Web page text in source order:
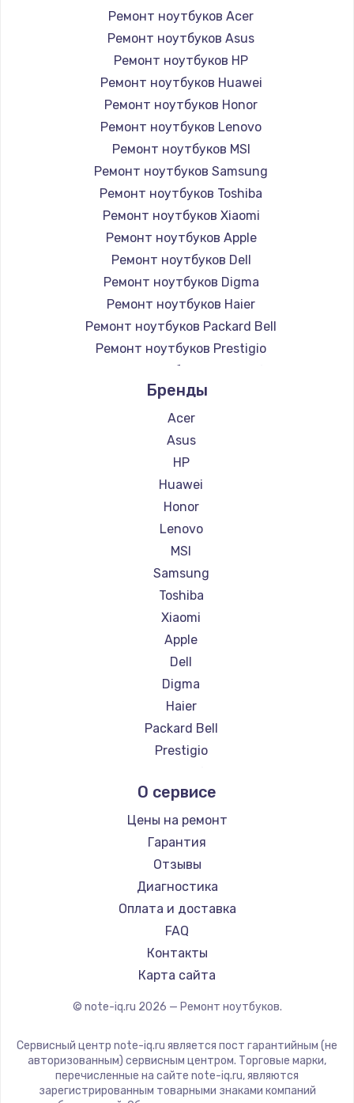
Ремонт ноутбуков Acer
Ремонт ноутбуков Asus
Ремонт ноутбуков HP
Ремонт ноутбуков Huawei
Ремонт ноутбуков Honor
Ремонт ноутбуков Lenovo
Ремонт ноутбуков MSI
Ремонт ноутбуков Samsung
Ремонт ноутбуков Toshiba
Ремонт ноутбуков Xiaomi
Ремонт ноутбуков Apple
Ремонт ноутбуков Dell
Ремонт ноутбуков Digma
Ремонт ноутбуков Haier
Ремонт ноутбуков Packard Bell
Ремонт ноутбуков Prestigio
Ремонт ноутбуков Microsoft
Ремонт ноутбуков Alienware
Ремонт ноутбуков Aquarius
Ремонт ноутбуков Gigabyte
Ремонт ноутбуков Aorus
Ремонт ноутбуков Maibenben
Ремонт ноутбуков Getac
Ремонт ноутбуков Epson
Ремонт ноутбуков Philips
Ремонт ноутбуков LG
Ремонт ноутбуков Panasonic
Ремонт ноутбуков Irbis
Ремонт ноутбуков Thunderobot
Ремонт ноутбуков Hasee
Ремонт ноутбуков ZTE
Ремонт ноутбуков Hiper
Ремонт ноутбуков Evga
Ремонт ноутбуков Google
Ремонт ноутбуков Predator
Ремонт ноутбуков iru
Ремонт ноутбуков Machenike
Ремонт ноутбуков DEXP
Ремонт ноутбуков Teclast
Ремонт ноутбуков CHUWI
Ремонт ноутбуков Colorful
Бренды
Acer
Asus
HP
Huawei
Honor
Lenovo
MSI
Samsung
Toshiba
Xiaomi
Apple
Dell
Digma
Haier
Packard Bell
Prestigio
Alienware
Aquarius
Gigabyte
Aorus
Maibenben
Getac
Epson
Philips
LG
Thunderobot
Hasee
ZTE
О сервисе
Цены на ремонт
Гарантия
Отзывы
Диагностика
Оплата и доставка
FAQ
Контакты
Карта сайта
© note-iq.ru 2026 — Ремонт ноутбуков.
Сервисный центр note-iq.ru является пост гарантийным (не
авторизованным) сервисным центром. Торговые марки,
перечисленные на сайте note-iq.ru, являются
зарегистрированным товарными знаками компаний